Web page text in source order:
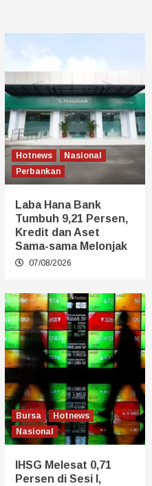
Hotnews
Nasional
Perbankan
Laba Hana Bank
Tumbuh 9,21 Persen,
Kredit dan Aset
Sama-sama Melonjak
07/08/2026
Bursa
Hotnews
Nasional
IHSG Melesat 0,71
Persen di Sesi I,